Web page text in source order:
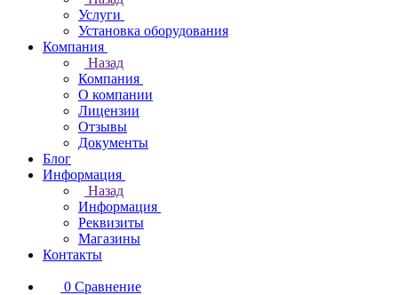
Услуги
Установка оборудования
Компания
Назад
Компания
О компании
Лицензии
Отзывы
Документы
Блог
Информация
Назад
Информация
Реквизиты
Магазины
Контакты
0 Сравнение